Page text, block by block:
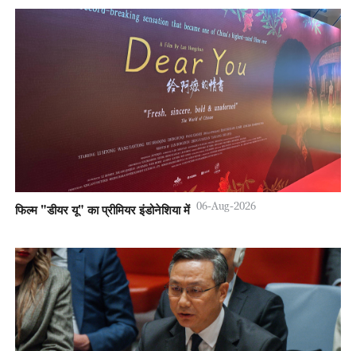
फिल्म "डीयर यू" का प्रीमियर इंडोनेशिया में 06-Aug-2026